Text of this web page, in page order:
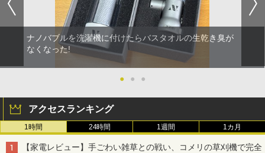
ナノバブルを洗濯機に付けたらバスタオルの生乾き臭が
なくなった!
● ● ●
アクセスランキング
1時間 24時間 1週間 1カ月
【家電レビュー】手ごわい雑草との戦い、コメリの草刈機で完全